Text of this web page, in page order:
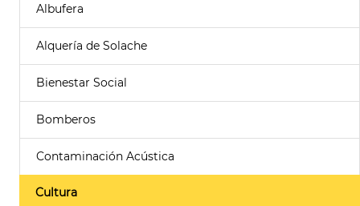
Albufera
Alquería de Solache
Bienestar Social
Bomberos
Contaminación Acústica
Cultura